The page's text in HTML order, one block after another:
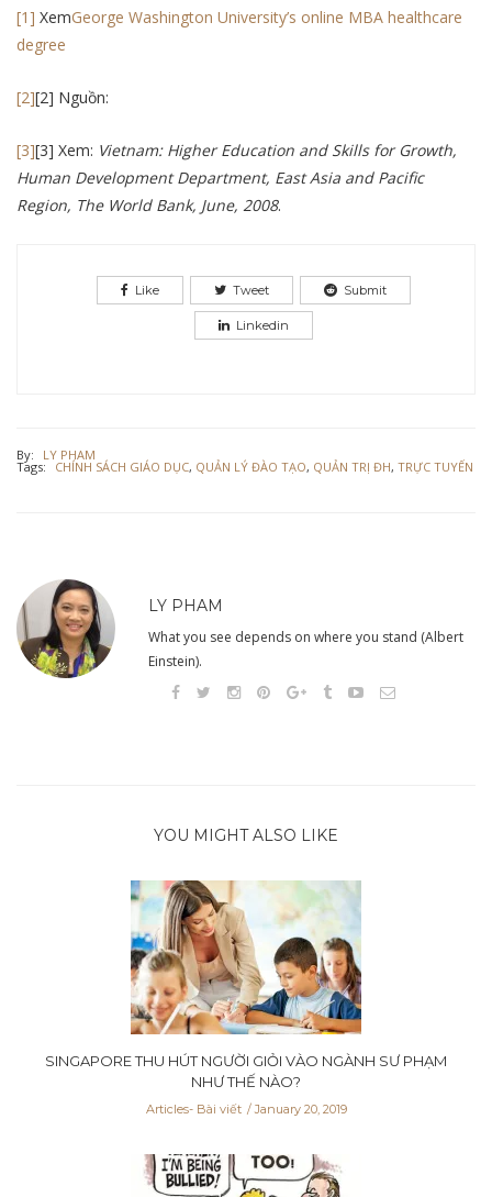
[1] XemGeorge Washington University’s online MBA healthcare
degree
[2][2] Nguồn:
[3][3] Xem: Vietnam: Higher Education and Skills for Growth,
Human Development Department, East Asia and Pacific
Region, The World Bank, June, 2008.
Like Tweet Submit
Linkedin
By: LY PHAM
Tags: CHÍNH SÁCH GIÁO DỤC, QUẢN LÝ ĐÀO TẠO, QUẢN TRỊ ĐH, TRỰC TUYẾN
LY PHAM
What you see depends on where you stand (Albert
Einstein).
YOU MIGHT ALSO LIKE
SINGAPORE THU HÚT NGƯỜI GIỎI VÀO NGÀNH SƯ PHẠM
NHƯ THẾ NÀO?
Articles- Bài viết January 20, 2019